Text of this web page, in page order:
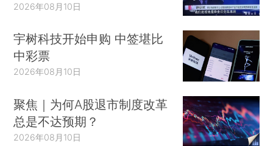
2026年08月10日
宇树科技开始申购 中签堪比
中彩票
2026年08月10日
聚焦｜为何A股退市制度改革
总是不达预期？
2026年08月10日